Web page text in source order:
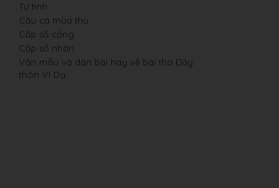
Tự tình
Câu cá mùa thu
Cấp số cộng
Cấp số nhân
Văn mẫu và dàn bài hay về bài thơ Đây
thôn Vĩ Dạ